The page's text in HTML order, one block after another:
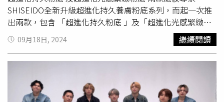
乳，不只可使肌膚再現滿滿膠原因子，還採用更先進防曬技
術，真正實現輕盈不泛白，不怕有帶妝感，男生也能安心
華蘊含多重美顏保養精華的安耐曬濾鏡美顏日間防護精華，
運用了全球首創「美肌光轉化科技」，能使紫外線照射到肌
膚瞬間，轉為美肌能量，折射出宛如自帶「美顏濾鏡」的紅
潤好氣色，平日如果犯懶不想化妝的時候，使用日間防護精
華就可以省去防曬、潤色、粉底、腮紅等多項步驟，避免紫
稱是最強懶人保養法！安耐曬
濾鏡美顏日間防護精華
SPF50+/PA++++ 30ml／1,100元（圖／品牌提供）
SHISEIDO全新升級超進化持久養膚粉底系列，而起一次推
出兩款，包含 「超進化持久粉底 」及「超進化光感緊緻粉
底 」 2款明星粉底液， 讓肌膚上完底妝後迅速擁有自動校
色調光的能力。全新注入 「植萃護膚成分」，打造獨家
「超進化養膚持妝科技」，為肌膚全天鎖水，長時間不脫妝
境；全新成分『薰衣草精華』、「楊桃樹葉萃 取」、「野
百里香萃取」讓養膚更上層完整。 全新包裝更採用再生玻
09月18日, 2024 繼續閱讀